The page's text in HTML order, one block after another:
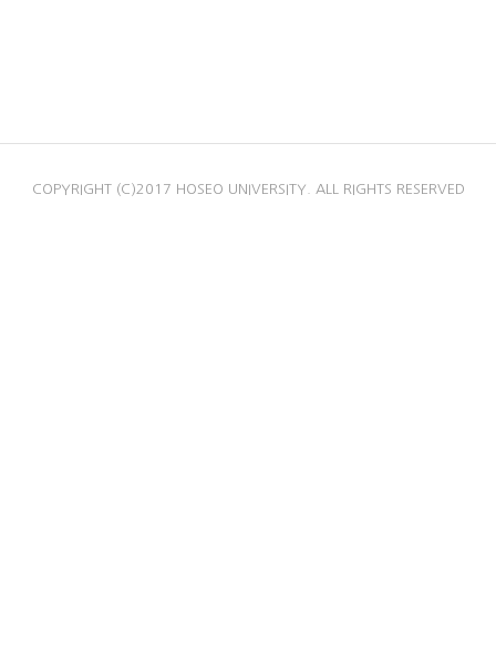
COPYRIGHT (C)2017 HOSEO UNIVERSITY. ALL RIGHTS RESERVED